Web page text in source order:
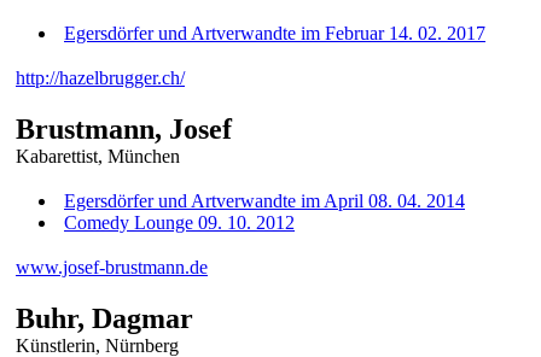
Egersdörfer und Artverwandte im Februar 14. 02. 2017
http://hazelbrugger.ch/
Brustmann, Josef
Kabarettist, München
Egersdörfer und Artverwandte im April 08. 04. 2014
Comedy Lounge 09. 10. 2012
www.josef-brustmann.de
Buhr, Dagmar
Künstlerin, Nürnberg